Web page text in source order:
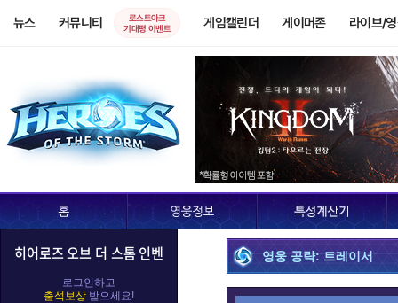
뉴스 커뮤니티
로스트아크
기대평 이벤트
게임캘린더 게이머존 라이브/
히어로즈 오브 더 스톰 인벤
로그인하고
출석보상 받으세요!
영웅 공략: 트레이서